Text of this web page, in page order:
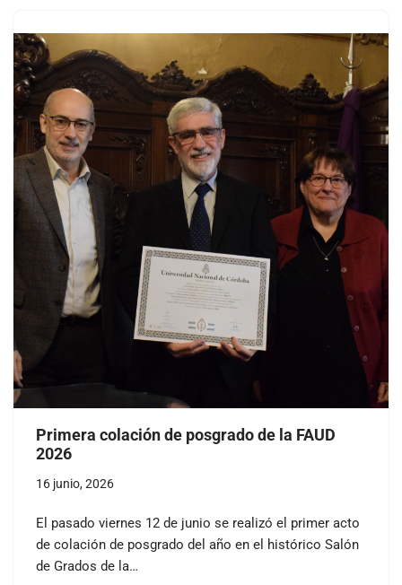
Primera colación de posgrado de la FAUD
2026
16 junio, 2026
El pasado viernes 12 de junio se realizó el primer acto
de colación de posgrado del año en el histórico Salón
de Grados de la…